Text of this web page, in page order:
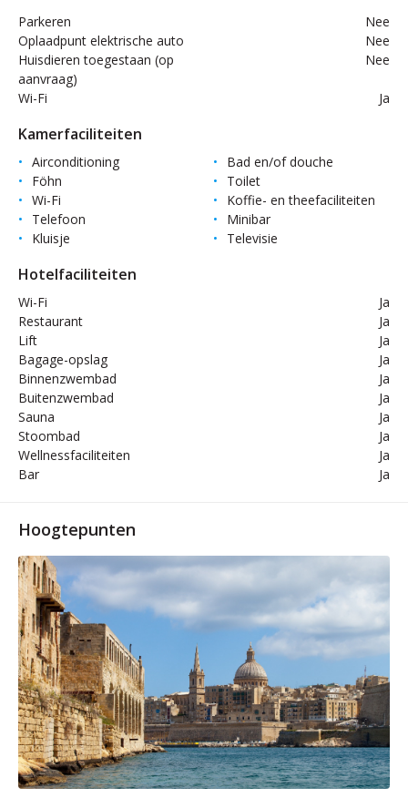
Parkeren
Nee
Oplaadpunt elektrische auto
Nee
Huisdieren toegestaan (op
aanvraag)
Nee
Wi-Fi Ja
Kamerfaciliteiten
Airconditioning
Bad en/of douche
Föhn
Toilet
Wi-Fi
Koffie- en theefaciliteiten
Telefoon
Minibar
Kluisje
Televisie
Hotelfaciliteiten
Wi-Fi
Ja
Restaurant
Ja
Lift
Ja
Bagage-opslag
Ja
Binnenzwembad
Ja
Buitenzwembad
Ja
Sauna
Ja
Stoombad
Ja
Wellnessfaciliteiten
Ja
Bar
Ja
Hoogtepunten